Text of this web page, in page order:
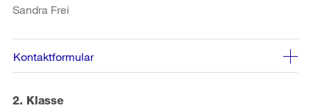
Sandra Frei
Kontaktformular
2. Klasse